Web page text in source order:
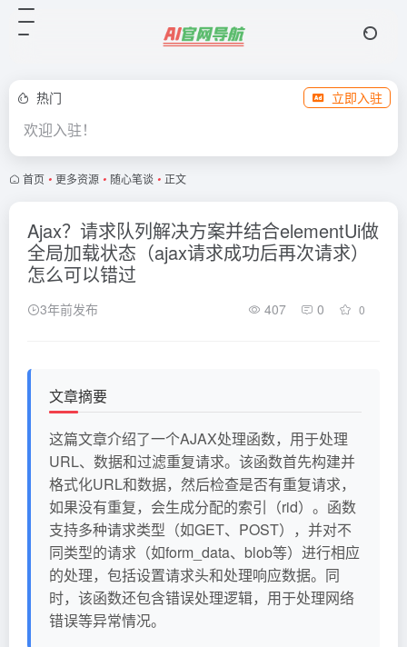
热门 立即入驻
欢迎入驻！
首页 • 更多资源 • 随心笔谈 • 正文
Ajax？请求队列解决方案并结合elementUi做
全局加载状态（ajax请求成功后再次请求）
怎么可以错过
3年前发布 407 0 0
文章摘要
这篇文章介绍了一个AJAX处理函数，用于处理
URL、数据和过滤重复请求。该函数首先构建并
格式化URL和数据，然后检查是否有重复请求，
如果没有重复，会生成分配的索引（rid）。函数
支持多种请求类型（如GET、POST），并对不
同类型的请求（如form_data、blob等）进行相应
的处理，包括设置请求头和处理响应数据。同
时，该函数还包含错误处理逻辑，用于处理网络
错误等异常情况。